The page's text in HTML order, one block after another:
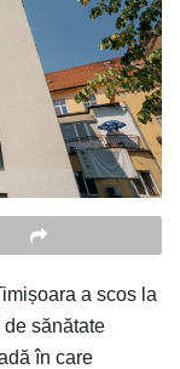
a scos la
sănătate
în care